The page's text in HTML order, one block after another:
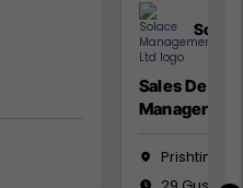
Sales
Manager
Prishtinë